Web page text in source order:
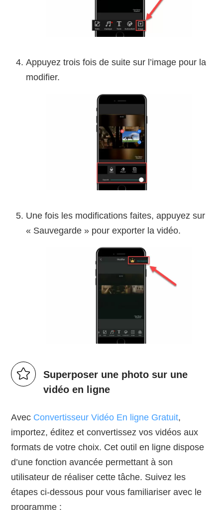
Appuyez trois fois de suite sur l’image pour la
modifier.
Une fois les modifications faites, appuyez sur
« Sauvegarde » pour exporter la vidéo.
Superposer une photo sur une
vidéo en ligne
Avec Convertisseur Vidéo En ligne Gratuit,
importez, éditez et convertissez vos vidéos aux
formats de votre choix. Cet outil en ligne dispose
d’une fonction avancée permettant à son
utilisateur de réaliser cette tâche. Suivez les
étapes ci-dessous pour vous familiariser avec le
programme :